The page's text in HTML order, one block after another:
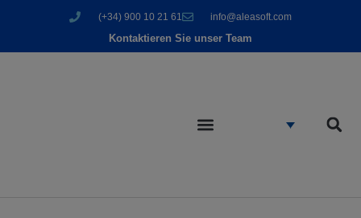
(+34) 900 10 21 61 info@aleasoft.com
Kontaktieren Sie unser Team